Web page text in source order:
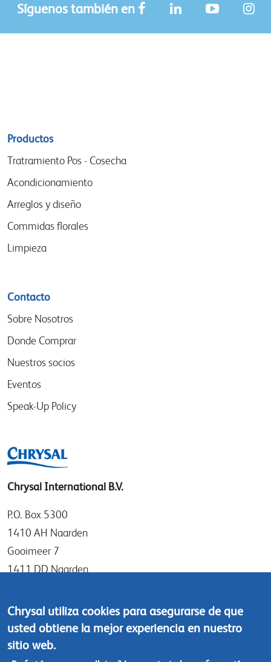
Síguenos también en
Sitemap
menu
Productos
Tratramiento Pos - Cosecha
Acondicionamiento
Arreglos y diseño
Commidas florales
Limpieza
Contacto
Sobre Nosotros
Donde Comprar
Nuestros socios
Eventos
Speak-Up Policy
Chrysal International B.V.
P.O. Box 5300
1410 AH Naarden
Gooimeer 7
1411 DD Naarden
Tel: +31 (0)35 - 695 58 88
Contáctanos
Chrysal utiliza cookies para asegurarse de que
usted obtiene la mejor experiencia en nuestro
sitio web.